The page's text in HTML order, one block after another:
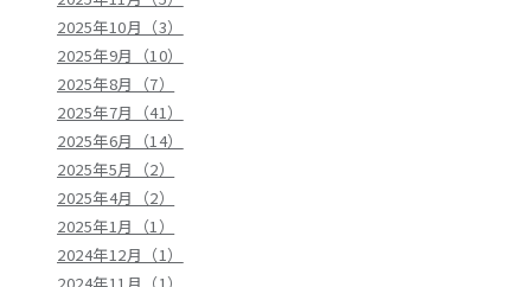
2025年10月（3）
2025年9月（10）
2025年8月（7）
2025年7月（41）
2025年6月（14）
2025年5月（2）
2025年4月（2）
2025年1月（1）
2024年12月（1）